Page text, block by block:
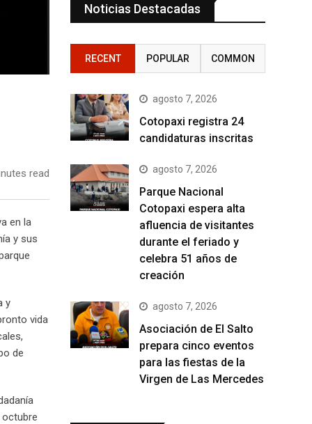
read
en la
y sus
y
vida
de
Noticias Destacadas
RECENT POPULAR COMMON
agosto 7, 2026
Cotopaxi registra 24
candidaturas inscritas
agosto 7, 2026
Parque Nacional
Cotopaxi espera alta
afluencia de visitantes
durante el feriado y
celebra 51 años de
creación
agosto 7, 2026
Asociación de El Salto
prepara cinco eventos
para las fiestas de la
Virgen de Las Mercedes